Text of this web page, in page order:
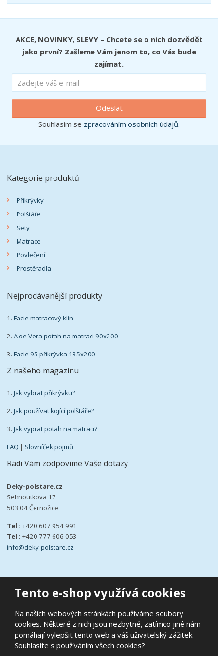
Tento e-shop využívá cookies
Na našich webových stránkách používáme soubory
cookies. Některé z nich jsou nezbytné, zatímco jiné nám
pomáhají vylepšit tento web a váš uživatelský zážitek.
Souhlasíte s používáním všech cookies?
AKCE, NOVINKY, SLEVY – Chcete se o nich dozvědět
jako první? Zašleme Vám jenom to, co Vás bude
zajímat.
Odeslat
Souhlasím se zpracováním osobních údajů.
Kategorie produktů
Přikrývky
Polštáře
Sety
Matrace
Povlečení
Prostěradla
Nejprodávanější produkty
1.Facie matracový klín
2.Aloe Vera potah na matraci 90x200
3.Facie 95 přikrývka 135x200
Z našeho magazínu
1.Jak vybrat přikrývku?
2.Jak používat kojící polštáře?
3.Jak vyprat potah na matraci?
FAQ | Slovníček pojmů
Rádi Vám zodpovíme Vaše dotazy
Deky-polstare.cz
Sehnoutkova 17
503 04 Černožice
Tel.: +420 607 954 991
Tel.: +420 777 606 053
info@deky-polstare.cz
Ochrana osobních údajů|Prohlášení o přístupnosti|Podmínky
užití|Mapa stránek
VYROBILA
E
B
R